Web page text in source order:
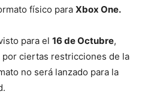
físico para Xbox One.
para el 16 de Octubre,
ciertas restricciones de la
no será lanzado para la